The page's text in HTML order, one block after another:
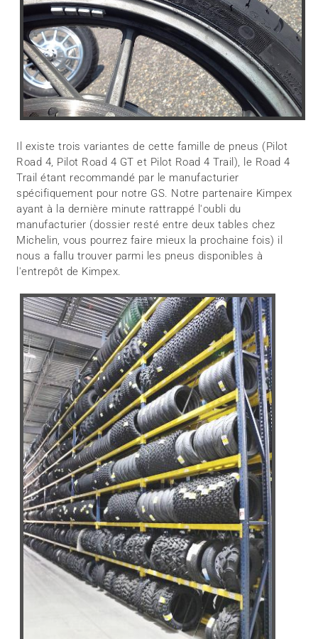
Il existe trois variantes de cette famille de pneus (Pilot
Road 4, Pilot Road 4 GT et Pilot Road 4 Trail), le Road 4
Trail étant recommandé par le manufacturier
spécifiquement pour notre GS. Notre partenaire Kimpex
ayant à la dernière minute rattrappé l'oubli du
manufacturier (dossier resté entre deux tables chez
Michelin, vous pourrez faire mieux la prochaine fois) il
nous a fallu trouver parmi les pneus disponibles à
l'entrepôt de Kimpex.